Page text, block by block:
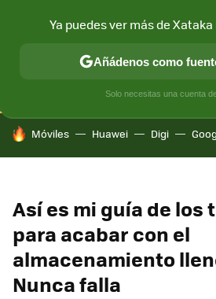
CONECTIVIDAD MÓVIL Y SOCIEDAD
HOY SE HABLA DE
Móviles Huawei Digi
Así es mi guía de los
para acabar con el
almacenamiento
Nunca falla
Ya puedes ver más de
Añádenos como
Solo necesitas una cuenta